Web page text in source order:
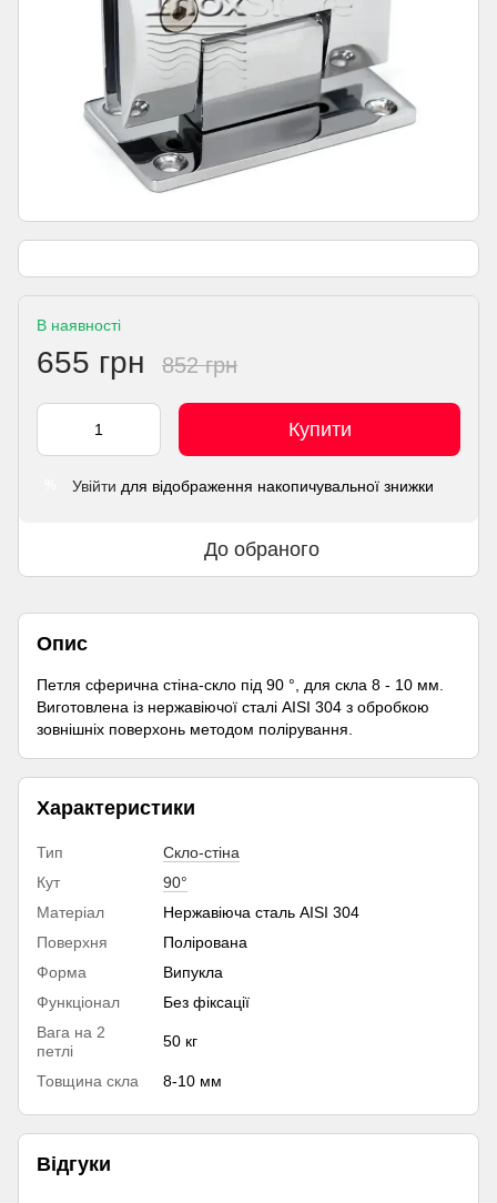
В наявності
655 грн 852 грн
Купити
Увійти для відображення накопичувальної знижки
До обраного
Опис
Петля сферична стіна-скло під 90 °, для скла 8 - 10 мм.
Виготовлена ​​із нержавіючої сталі AISI 304 з обробкою
зовнішніх поверхонь методом полірування.
Характеристики
Тип
Скло-стіна
Кут
90°
Матеріал
Нержавіюча сталь AISI 304
Поверхня
Полірована
Форма
Випукла
Функціонал
Без фіксації
Вага на 2
петлі
50 кг
Товщина скла 8-10 мм
Відгуки